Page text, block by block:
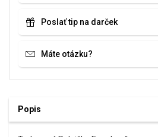
Poslať tip na darček
Máte otázku?
Popis